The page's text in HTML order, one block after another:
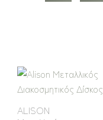
ALISON